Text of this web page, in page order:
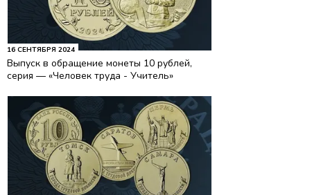
16 СЕНТЯБРЯ 2024
Выпуск в обращение монеты 10 рублей,
серия — «Человек труда - Учитель»